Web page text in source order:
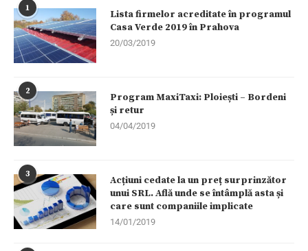
1
Lista firmelor acreditate în programul
Casa Verde 2019 în Prahova
20/03/2019
2
Program MaxiTaxi: Ploiești – Bordeni
și retur
04/04/2019
3
Acțiuni cedate la un preț surprinzător
unui SRL. Află unde se întâmplă asta și
care sunt companiile implicate
14/01/2019